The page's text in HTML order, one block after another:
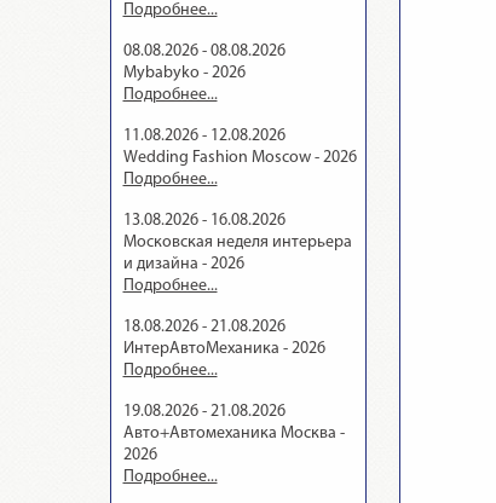
Подробнее...
08.08.2026 - 08.08.2026
Mybabyko - 2026
Подробнее...
11.08.2026 - 12.08.2026
Wedding Fashion Moscow - 2026
Подробнее...
13.08.2026 - 16.08.2026
Московская неделя интерьера
и дизайна - 2026
Подробнее...
18.08.2026 - 21.08.2026
ИнтерАвтоМеханика - 2026
Подробнее...
19.08.2026 - 21.08.2026
Авто+Автомеханика Москва -
2026
Подробнее...